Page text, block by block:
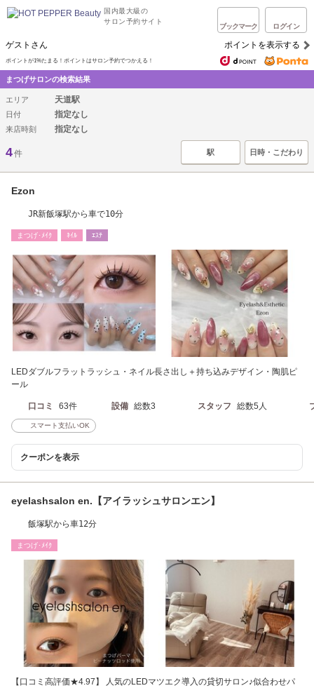
国内最大級の
サロン予約サイト
ブックマーク ログイン
ゲストさん ポイントを表示する
ポイントが1%たまる！ポイントはサロン予約でつかえる！
まつげサロンの検索結果
エリア 天道駅
日付 指定なし
来店時刻 指定なし
4件 駅 日時・こだわり
Ezon
JR新飯塚駅から車で10分
まつげ･ﾒｲｸ ﾈｲﾙ ｴｽﾃ
LEDダブルフラットラッシュ・ネイル長さ出し＋持ち込みデザイン・陶肌ピ
ール
口コミ 63件 設備 総数3 スタッフ 総数5人
スマート支払いOK
クーポンを表示
eyelashsalon en.【アイラッシュサロンエン】
飯塚駅から車12分
まつげ･ﾒｲｸ
【口コミ高評価★4.97】 人気のLEDマツエク導入の貸切サロン♪似合わせパ